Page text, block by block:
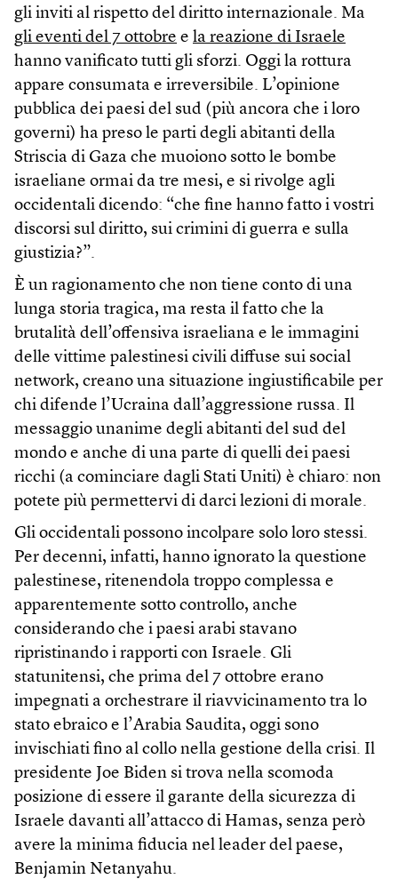
gli inviti al rispetto del diritto internazionale. Ma
gli eventi del 7 ottobre e la reazione di Israele
hanno vanificato tutti gli sforzi. Oggi la rottura
appare consumata e irreversibile. L’opinione
pubblica dei paesi del sud (più ancora che i loro
governi) ha preso le parti degli abitanti della
Striscia di Gaza che muoiono sotto le bombe
israeliane ormai da tre mesi, e si rivolge agli
occidentali dicendo: “che fine hanno fatto i vostri
discorsi sul diritto, sui crimini di guerra e sulla
giustizia?”.
È un ragionamento che non tiene conto di una
lunga storia tragica, ma resta il fatto che la
brutalità dell’offensiva israeliana e le immagini
delle vittime palestinesi civili diffuse sui social
network, creano una situazione ingiustificabile per
chi difende l’Ucraina dall’aggressione russa. Il
messaggio unanime degli abitanti del sud del
mondo e anche di una parte di quelli dei paesi
ricchi (a cominciare dagli Stati Uniti) è chiaro: non
potete più permettervi di darci lezioni di morale.
Gli occidentali possono incolpare solo loro stessi.
Per decenni, infatti, hanno ignorato la questione
palestinese, ritenendola troppo complessa e
apparentemente sotto controllo, anche
considerando che i paesi arabi stavano
ripristinando i rapporti con Israele. Gli
statunitensi, che prima del 7 ottobre erano
impegnati a orchestrare il riavvicinamento tra lo
stato ebraico e l’Arabia Saudita, oggi sono
invischiati fino al collo nella gestione della crisi. Il
presidente Joe Biden si trova nella scomoda
posizione di essere il garante della sicurezza di
Israele davanti all’attacco di Hamas, senza però
avere la minima fiducia nel leader del paese,
Benjamin Netanyahu.